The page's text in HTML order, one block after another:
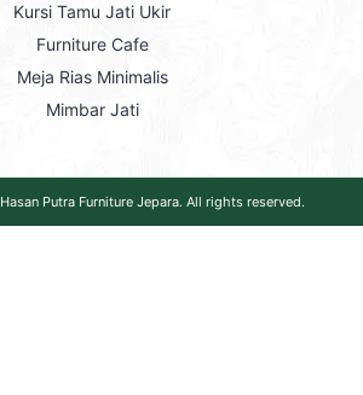
Kursi Tamu Jati Ukir
Furniture Cafe
Meja Rias Minimalis
Mimbar Jati
Hasan Putra Furniture Jepara. All rights reserved.